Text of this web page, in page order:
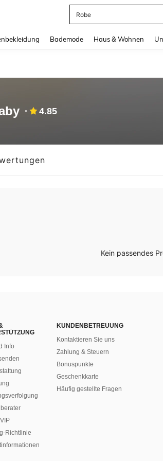
Robe
Bademode Haus & Wohnen
4.85
Kein passendes
Info
Richtlinie
KUNDENBETREUUNG
Kontaktieren Sie uns
Zahlung & Steuern
Bonuspunkte
Geschenkkarte
Häufig gestellte Fragen